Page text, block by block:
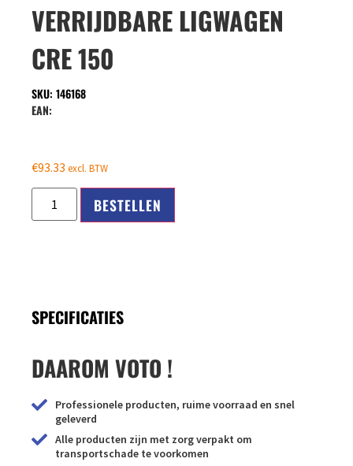
VERRIJDBARE LIGWAGEN
CRE 150
SKU: 146168
EAN:
€93.33 excl. BTW
BESTELLEN
SPECIFICATIES
DAAROM VOTO !
Professionele producten, ruime voorraad en snel
geleverd
Alle producten zijn met zorg verpakt om
transportschade te voorkomen